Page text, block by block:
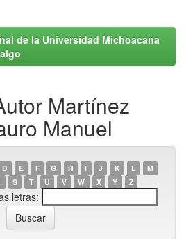
de la Universidad Michoacana
Martínez
Manuel
D E F G H I J K L
M
S T U V W X Y Z
letras: